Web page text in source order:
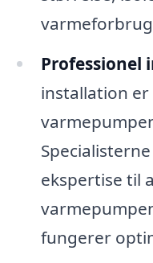
Professionel
installation
ekspertise til
fungerer